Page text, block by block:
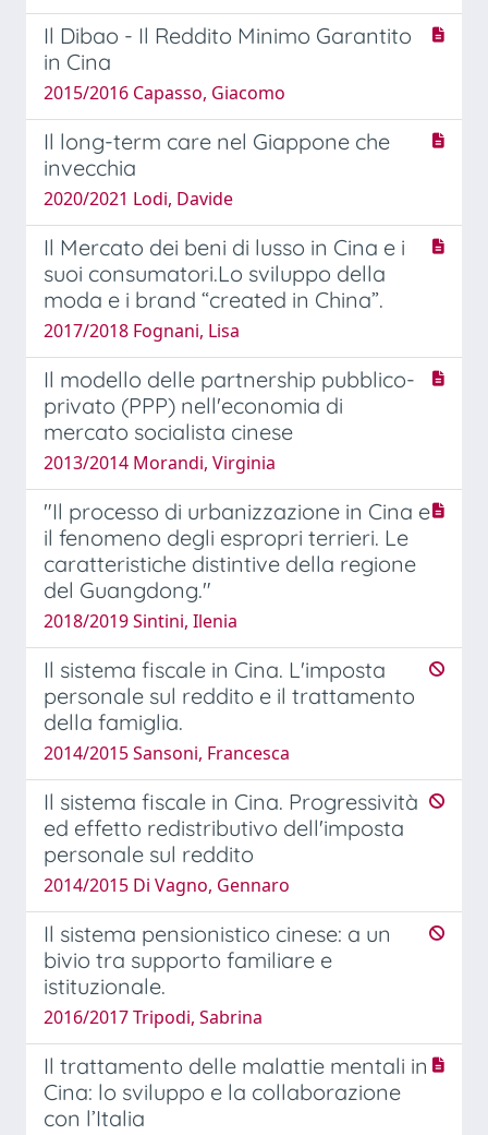
Il Dibao - Il Reddito Minimo Garantito
in Cina
2015/2016 Capasso, Giacomo
Il long-term care nel Giappone che
invecchia
2020/2021 Lodi, Davide
Il Mercato dei beni di lusso in Cina e i
suoi consumatori.Lo sviluppo della
moda e i brand “created in China”.
2017/2018 Fognani, Lisa
Il modello delle partnership pubblico-
privato (PPP) nell'economia di
mercato socialista cinese
2013/2014 Morandi, Virginia
"Il processo di urbanizzazione in Cina e
il fenomeno degli espropri terrieri. Le
caratteristiche distintive della regione
del Guangdong."
2018/2019 Sintini, Ilenia
Il sistema fiscale in Cina. L'imposta
personale sul reddito e il trattamento
della famiglia.
2014/2015 Sansoni, Francesca
Il sistema fiscale in Cina. Progressività
ed effetto redistributivo dell'imposta
personale sul reddito
2014/2015 Di Vagno, Gennaro
Il sistema pensionistico cinese: a un
bivio tra supporto familiare e
istituzionale.
2016/2017 Tripodi, Sabrina
Il trattamento delle malattie mentali in
Cina: lo sviluppo e la collaborazione
con l’Italia